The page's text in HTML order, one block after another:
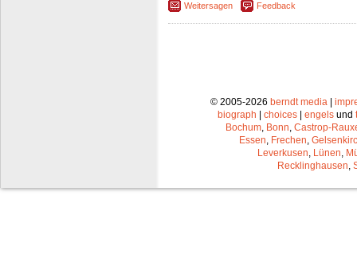
Weitersagen Feedback
© 2005-2026 berndt media|
biograph
choices engels und
Bochum, Bonn, Castrop-
Essen, Frechen,
Leverkusen, Lünen,
Recklinghausen,